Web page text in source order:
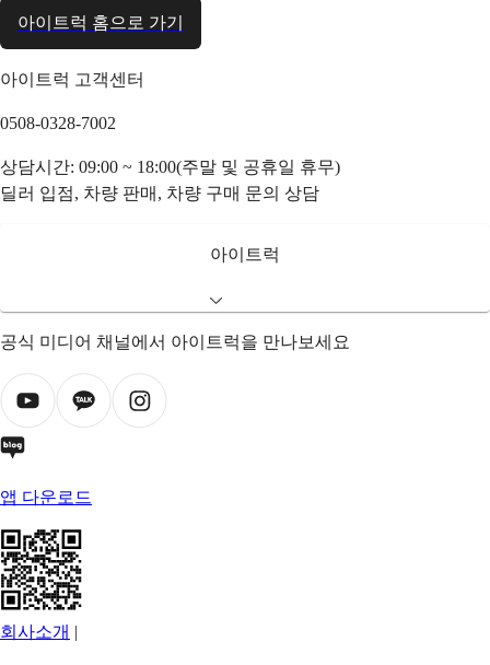
아이트럭 홈으로 가기
아이트럭 고객센터
0508-0328-7002
상담시간: 09:00 ~ 18:00(주말 및 공휴일 휴무)
딜러 입점, 차량 판매, 차량 구매 문의 상담
아이트럭
공식 미디어 채널에서 아이트럭을 만나보세요
앱 다운로드
회사소개 |